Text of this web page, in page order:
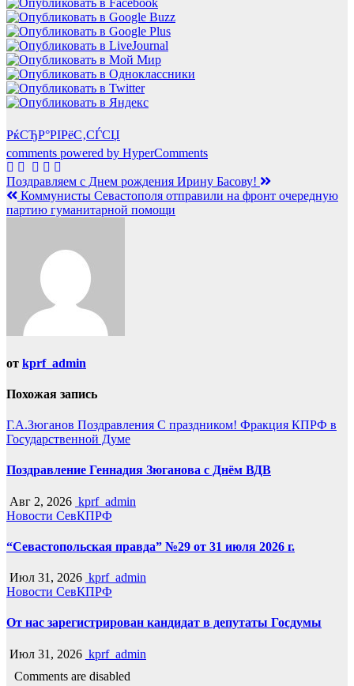
РќСЂР°РІРёС‚СЃСЏ
comments powered by HyperComments
Навигация
по
Поздравляем с Днем рождения Ирину Басову!
Коммунисты Севастополя отправили на фронт очередную
партию гуманитарной помощи
от kprf_admin
Похожая запись
Г.А.Зюганов Поздравления С праздником! Фракция КПРФ в
Государственной Думе
Поздравление Геннадия Зюганова с Днём ВДВ
Авг 2, 2026 kprf_admin
Новости СевКПРФ
“Севастопольская правда” №29 от 31 июля 2026 г.
Июл 31, 2026 kprf_admin
Новости СевКПРФ
От нас зарегистрирован кандидат в депутаты Госдумы
Июл 31, 2026 kprf_admin
Comments are disabled